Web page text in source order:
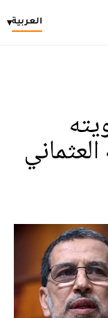
العربية▾